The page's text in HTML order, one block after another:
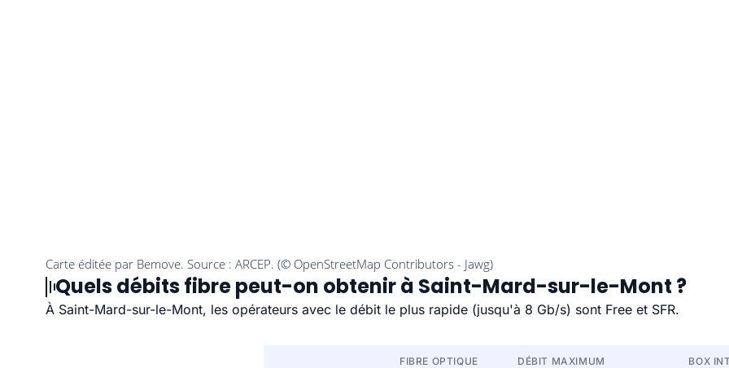
Quels débits fibre peut-on obtenir à Saint-Mard-sur-le-Mont ?
À Saint-Mard-sur-le-Mont, les opérateurs avec le débit le plus rapide (jusqu'à 8 Gb/s) sont Free et SFR.
FIBRE OPTIQUE DÉBIT MAXIMUM BOX